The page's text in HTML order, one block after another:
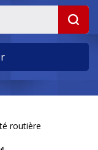
routière